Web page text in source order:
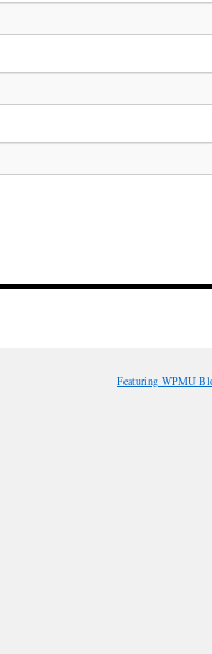
Featuring WPMU